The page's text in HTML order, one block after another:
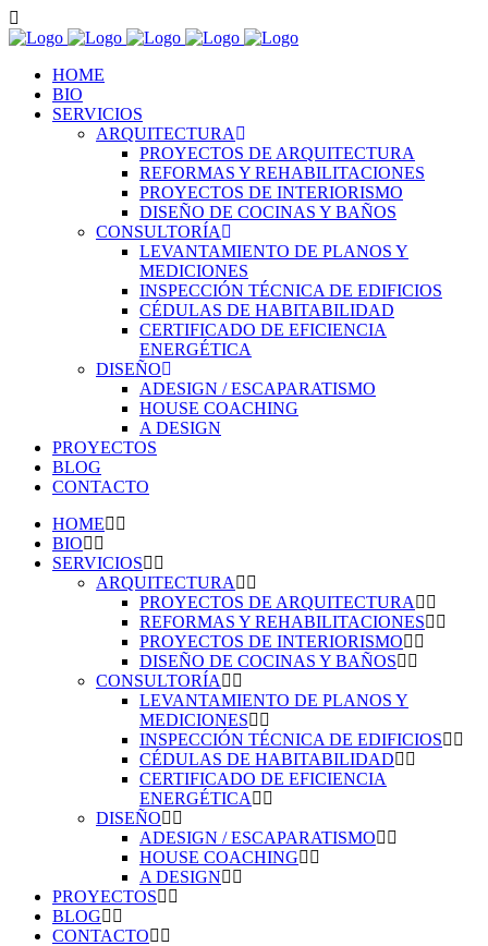
HOME
BIO
SERVICIOS
ARQUITECTURA
PROYECTOS DE ARQUITECTURA
REFORMAS Y REHABILITACIONES
PROYECTOS DE INTERIORISMO
DISEÑO DE COCINAS Y BAÑOS
CONSULTORÍA
LEVANTAMIENTO DE PLANOS Y
MEDICIONES
INSPECCIÓN TÉCNICA DE EDIFICIOS
CÉDULAS DE HABITABILIDAD
CERTIFICADO DE EFICIENCIA
ENERGÉTICA
DISEÑO
ADESIGN / ESCAPARATISMO
HOUSE COACHING
A DESIGN
PROYECTOS
BLOG
CONTACTO
HOME
BIO
SERVICIOS
ARQUITECTURA
PROYECTOS DE ARQUITECTURA
REFORMAS Y REHABILITACIONES
PROYECTOS DE INTERIORISMO
DISEÑO DE COCINAS Y BAÑOS
CONSULTORÍA
LEVANTAMIENTO DE PLANOS Y
MEDICIONES
INSPECCIÓN TÉCNICA DE EDIFICIOS
CÉDULAS DE HABITABILIDAD
CERTIFICADO DE EFICIENCIA
ENERGÉTICA
DISEÑO
ADESIGN / ESCAPARATISMO
HOUSE COACHING
A DESIGN
PROYECTOS
BLOG
CONTACTO